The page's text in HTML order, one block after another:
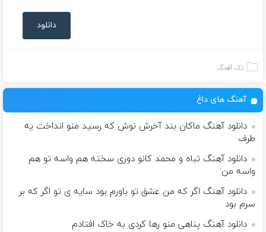
دانلود
تک آهنگ
آهنگ های داغ
دانلود آهنگ ماکان بند آخرش نوش که رسید منو انداخت یه
طرف
دانلود آهنگ تباه و محمد کانو دوری سخته هم واسه تو هم
واسه من
دانلود آهنگ اگر که من عشق تو باورم بود سایه ی تو اگر که بر
سرم بود
دانلود آهنگ پناهی منو رها کردی به خاک افتادم